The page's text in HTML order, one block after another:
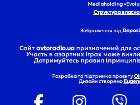
Mediaholding
Структура
Зображення від
Сайт avtoradio.ua призначений для
Участь в азартних іграх може
Дотримуйтесь правил
Розробка та підтримка проєкту
Дизайн створено